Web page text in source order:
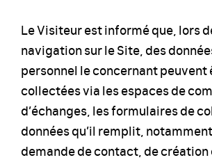
Le Visiteur est informé que, lors
navigation sur le Site, des
personnel le concernant peuvent
collectées via les espaces de
d’échanges, les formulaires de
données qu’il remplit,
demande de contact, de création